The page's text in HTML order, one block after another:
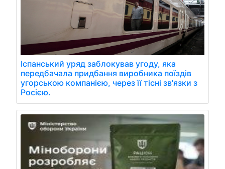
Іспанський уряд заблокував угоду, яка
передбачала придбання виробника поїздів
угорською компанією, через її тісні зв'язки з
Росією.